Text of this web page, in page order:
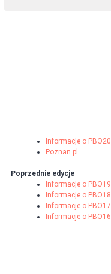
Informacje o PBO20
Poznan.pl
Poprzednie edycje
Informacje o PBO19
Informacje o PBO18
Informacje o PBO17
Informacje o PBO16